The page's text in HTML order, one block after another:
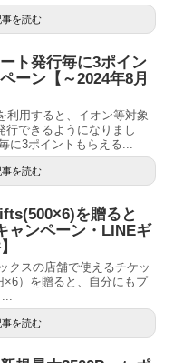
事を読む
ト発行毎に3ポイン
ーン【～2024年8月
利用すると、イオン等対象
行できるようになりまし
に3ポイントもらえる...
事を読む
を贈ると
ャンペーン・LINEギ
クスの店舗で使えるチケッ
×6）を贈ると、自分にもプ
事を読む